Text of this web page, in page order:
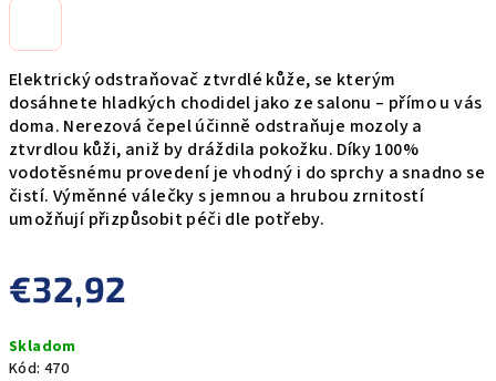
Elektrický odstraňovač ztvrdlé kůže, se kterým
dosáhnete hladkých chodidel jako ze salonu – přímo u vás
doma. Nerezová čepel účinně odstraňuje mozoly a
ztvrdlou kůži, aniž by dráždila pokožku. Díky 100%
vodotěsnému provedení je vhodný i do sprchy a snadno se
čistí. Výměnné válečky s jemnou a hrubou zrnitostí
umožňují přizpůsobit péči dle potřeby.
€32,92
cena:
Skladom
Kód: 470